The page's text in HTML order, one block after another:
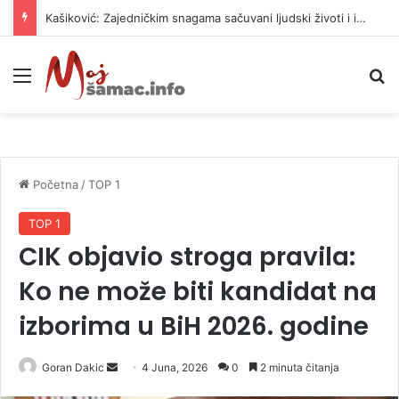
Kašiković: Zajedničkim snagama sačuvani ljudski životi i imovina
Meni
Početna /TOP 1
TOP 1
CIK objavio stroga pravila:
Ko ne može biti kandidat na
izborima u BiH 2026. godine
Goran Dakic 4 Juna, 2026 0 2 minuta čitanja